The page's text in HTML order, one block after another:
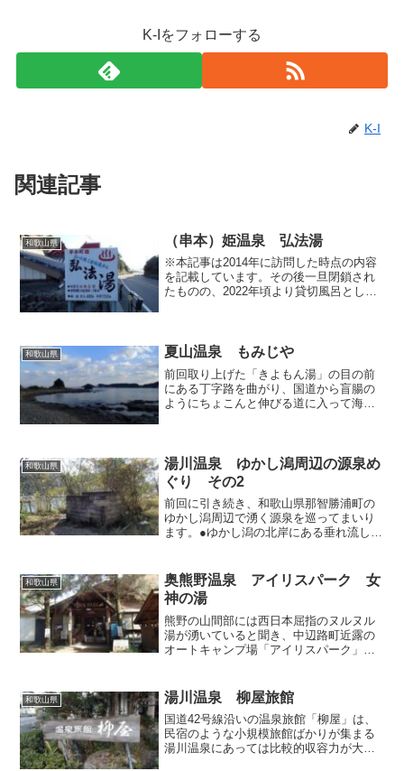
K-Iをフォローする
K-I
関連記事
和歌山県 （串本）姫温泉 弘法湯
※本記事は2014年に訪問した時点の内容
を記載しています。その後一旦閉鎖され
たものの、2022年頃より貸切風呂として
姫温泉「弘法湯」...
和歌山県 夏山温泉 もみじや
前回取り上げた「きよもん湯」の目の前
にある丁字路を曲がり、国道から盲腸の
ようにちょこんと伸びる道に入って海岸
す。この僅か1キロ強の...
和歌山県
湯川温泉 ゆかし潟周辺の源泉め
ぐり その2
前回に引き続き、和歌山県那智勝浦町の
ゆかし潟周辺で湧く源泉を巡ってまいり
ます。●ゆかし潟の北岸にある垂れ流しの
湖岸の空き地でポツンと佇んでいます。
ゴミ収集場のような感じ...
和歌山県
奥熊野温泉 アイリスパーク 女
神の湯
熊野の山間部には西日本屈指のヌルヌル
湯が湧いていると聞き、中辺路町近露の
オートキャンプ場「アイリスパーク」へ
たい独特な雰囲気ゆえ、訪問には及び腰
になりかけたのですが、...
和歌山県 湯川温泉 柳屋旅館
国道42号線沿いの温泉旅館「柳屋」は、
民宿のような小規模旅館ばかりが集まる
湯川温泉にあっては比較的収容力が大き